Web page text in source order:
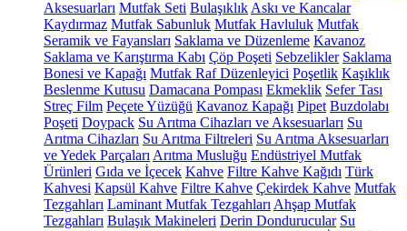
Aksesuarları Mutfak Seti Bulaşıklık Askı ve Kancalar
Kaydırmaz Mutfak Sabunluk Mutfak Havluluk Mutfak
Seramik ve Fayansları Saklama ve Düzenleme Kavanoz
Saklama ve Karıştırma Kabı Çöp Poşeti Sebzelikler Saklama
Bonesi ve Kapağı Mutfak Raf Düzenleyici Poşetlik Kaşıklık
Beslenme Kutusu Damacana Pompası Ekmeklik Sefer Tası
Streç Film Peçete Yüzüğü Kavanoz Kapağı Pipet Buzdolabı
Poşeti Doypack Su Arıtma Cihazları ve Aksesuarları Su
Arıtma Cihazları Su Arıtma Filtreleri Su Arıtma Aksesuarları
ve Yedek Parçaları Arıtma Musluğu Endüstriyel Mutfak
Ürünleri Gıda ve İçecek Kahve Filtre Kahve Kağıdı Türk
Kahvesi Kapsül Kahve Filtre Kahve Çekirdek Kahve Mutfak
Tezgahları Laminant Mutfak Tezgahları Ahşap Mutfak
Tezgahları Bulaşık Makineleri Derin Dondurucular Su